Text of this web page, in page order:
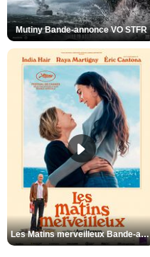
Mutiny Bande-annonce VO STFR
Les Matins merveilleux Bande-annonce VF